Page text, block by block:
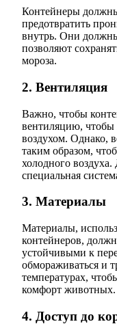
Контейнеры
предотвратить
внутрь. Они
позволяют
мороза.
2. Вентиляция
Важно, чтобы
вентиляцию,
воздухом. Однако,
таким образом,
холодного
специальная
3. Материалы
Материалы,
контейнеров,
устойчивыми к
обмораживаться и
температурах,
комфорт животных.
4. Доступ до